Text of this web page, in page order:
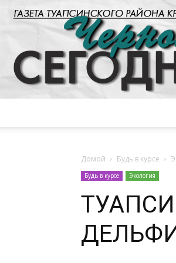
Домой Будь в курсе
Будь в курсе Экология